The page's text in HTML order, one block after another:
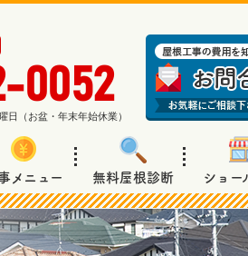
0052
（お盆・年末年始休業）
メニュー 無料屋根診断 ショー